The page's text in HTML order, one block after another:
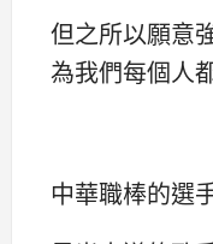
但之所以願意
為我們每個人
中華職棒的選